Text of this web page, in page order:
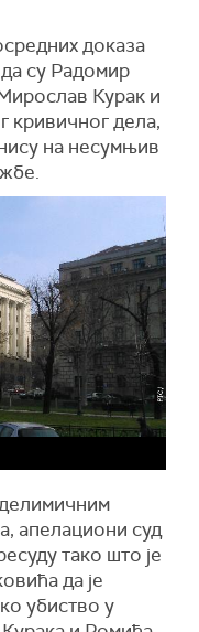
доказа
су Радомир
Курак и
кривичног дела,
на несумњив
апелациони суд
тако што је
да је
убиство у